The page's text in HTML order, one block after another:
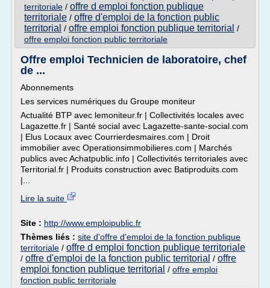
territoriale / offre d emploi fonction publique
territoriale / offre d'emploi de la fonction public
territorial / offre emploi fonction publique territorial /
offre emploi fonction public territoriale
Offre emploi Technicien de laboratoire, chef
de ...
Abonnements
Les services numériques du Groupe moniteur
Actualité BTP avec lemoniteur.fr | Collectivités locales avec
Lagazette.fr | Santé social avec Lagazette-sante-social.com
| Elus Locaux avec Courrierdesmaires.com | Droit
immobilier avec Operationsimmobilieres.com | Marchés
publics avec Achatpublic.info | Collectivités territoriales avec
Territorial.fr | Produits construction avec Batiproduits.com
|...
Lire la suite
Site : http://www.emploipublic.fr
Thèmes liés : site d'offre d'emploi de la fonction publique
territoriale / offre d emploi fonction publique territoriale
/ offre d'emploi de la fonction public territorial / offre
emploi fonction publique territorial / offre emploi
fonction public territoriale